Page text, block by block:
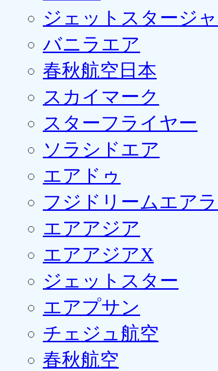
ジェットスタージ
バニラエア
春秋航空日本
スカイマーク
スターフライヤー
ソラシドエア
エアドゥ
フジドリームエア
エアアジア
エアアジアX
ジェットスター
エアプサン
チェジュ航空
春秋航空